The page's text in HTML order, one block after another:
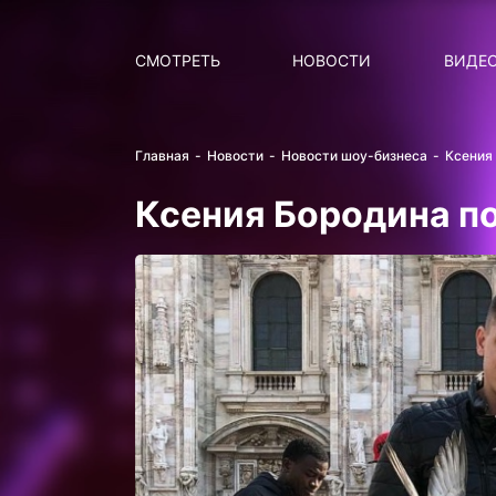
СМОТРЕТЬ НОВОСТИ
Главная Новости Новости шоу-бизнеса
Ксения Бородина